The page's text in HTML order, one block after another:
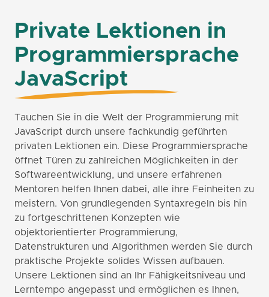
Private Lektionen in
Programmiersprache
JavaScript
Tauchen Sie in die Welt der Programmierung mit
JavaScript durch unsere fachkundig geführten
privaten Lektionen ein. Diese Programmiersprache
öffnet Türen zu zahlreichen Möglichkeiten in der
Softwareentwicklung, und unsere erfahrenen
Mentoren helfen Ihnen dabei, alle ihre Feinheiten zu
meistern. Von grundlegenden Syntaxregeln bis hin
zu fortgeschrittenen Konzepten wie
objektorientierter Programmierung,
Datenstrukturen und Algorithmen werden Sie durch
praktische Projekte solides Wissen aufbauen.
Unsere Lektionen sind an Ihr Fähigkeitsniveau und
Lerntempo angepasst und ermöglichen es Ihnen,